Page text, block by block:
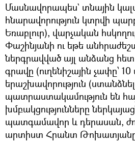
Մասնավորապես` տնային
հնարավորություն կտրվի
Եռաբլուր), վարչական
Փաշինյանի ու եթե անհրաժեշտ
ներգրավված այլ անձանց հետ
գրավը (ուղենիշային չափը՝ 10
երաշխավորություն
պատրաստակամություն են
խմբակցությունները
պատգամավոր և դերասան,
արտիստ Հրանտ